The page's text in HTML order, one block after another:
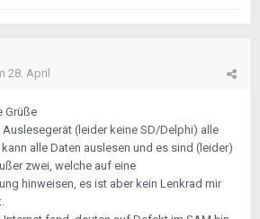
28. April
Grüße
(leider keine SD/Delphi) alle
alle Daten auslesen und es sind (leider)
zwei, welche auf eine
hinweisen, es ist aber kein Lenkrad mir